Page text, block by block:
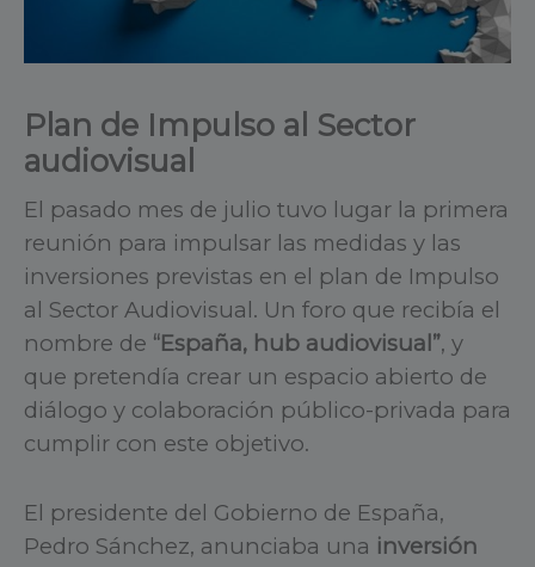
Plan de Impulso al Sector
audiovisual
El pasado mes de julio tuvo lugar la primera
reunión para impulsar las medidas y las
inversiones previstas en el plan de Impulso
al Sector Audiovisual. Un foro que recibía el
nombre de “España, hub audiovisual”, y
que pretendía crear un espacio abierto de
diálogo y colaboración público-privada para
cumplir con este objetivo.
El presidente del Gobierno de España,
Pedro Sánchez, anunciaba una inversión